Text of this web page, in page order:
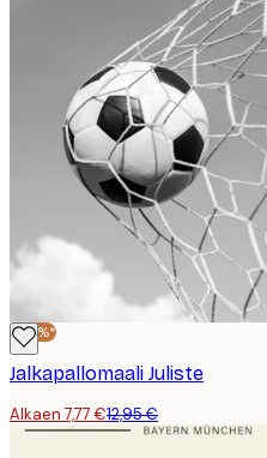
-40%*
Jalkapallomaali Juliste
Alkaen 7,77 €12,95 €